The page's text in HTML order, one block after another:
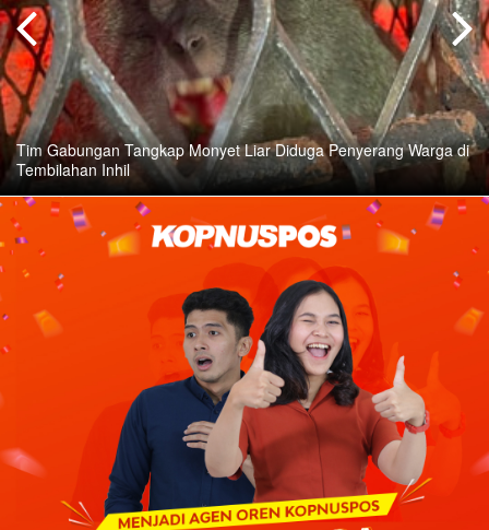
Tim Gabungan Tangkap Monyet Liar Diduga Penyerang Warga di
Tembilahan Inhil